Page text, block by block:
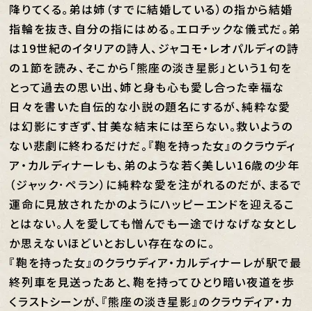
降りてくる。弟は姉（すでに結婚している）の指から結婚
指輪を抜き、自分の指にはめる。エロチックな儀式だ。弟
は19世紀のイタリアの詩人、ジャコモ・レオパルディの詩
の１節を読み、そこから「熊座の淡き星影」という１句を
とって過去の思い出、姉と身も心も愛し合った幸福な
日々を書いた自伝的な小説の題名にするが、純粋な愛
は幻影にすぎず、甘美な結末には至らない。救いようの
ない悲劇に終わるだけだ。『鞄を持った女』のクラウディ
ア・カルディナーレも、弟のような若く美しい16歳の少年
（ジャック･ペラン）に純粋な愛を注がれるのだが、まるで
運命に見放されたかのようにハッピーエンドを迎えるこ
とはない。人を愛しても憎んでも一途でけなげな女とし
か思えないほどいとおしい存在なのに。
『鞄を持った女』のクラウディア・カルディナーレが駅で最
終列車を見送ったあと、鞄を持ってひとり暗い夜道を歩
くラストシーンが、『熊座の淡き星影』のクラウディア・カ